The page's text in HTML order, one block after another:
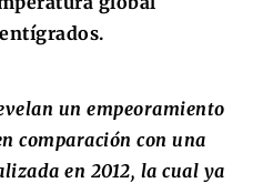
un empeoramiento
comparación con una
en 2012, la cual ya